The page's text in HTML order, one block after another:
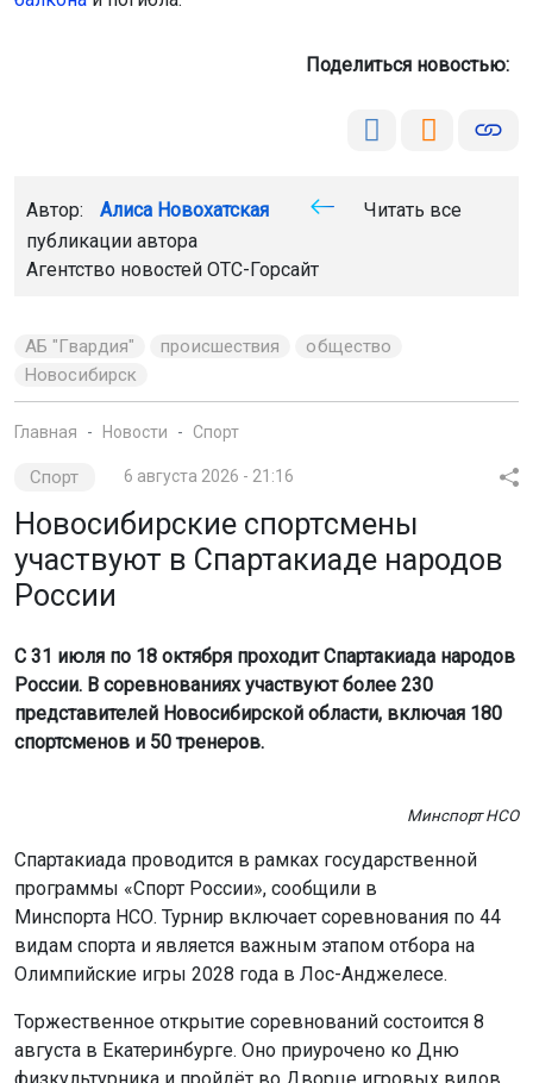
Новосибирские спортсмены
России
С 31 июля по 18 октября проходит Спартакиада народов
представителей Новосибирской области, включая 180
спортсменов и 50 тренеров.
Минспорт НСО
Спартакиада проводится в рамках государственной
видам спорта и является важным этапом отбора на
Олимпийские игры 2028 года в Лос-Анджелесе.
Торжественное открытие соревнований состоится 8
августа в Екатеринбурге. Оно приурочено ко Дню
физкультурника и пройдёт во Дворце игровых видов
спорта.
Новосибирская область представлена в 27 видах
спорта. Участники готовятся показать свои лучшие